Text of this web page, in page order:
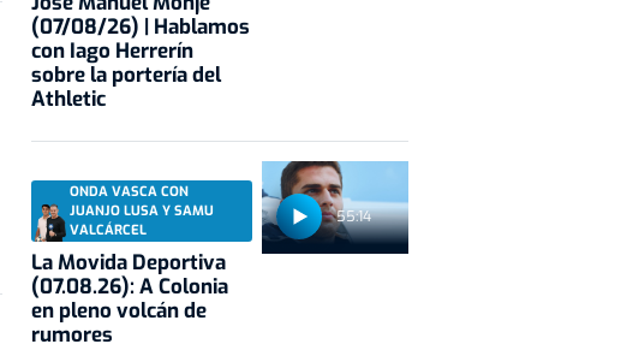
(07/08/26) | Hablamos
con Iago Herrerín
sobre la portería del
Athletic
55:14
ONDA VASCA CON
JUANJO LUSA Y SAMU
VALCÁRCEL
La Movida Deportiva
(07.08.26): A Colonia
en pleno volcán de
rumores